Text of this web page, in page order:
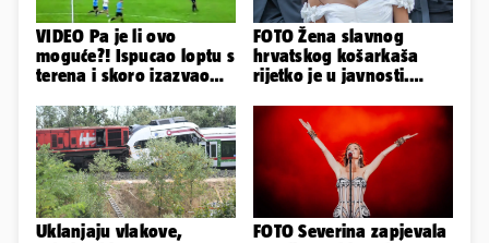
VIDEO Pa je li ovo
moguće?! Ispucao loptu s
terena i skoro izazvao
FOTO Žena slavnog
hrvatskog košarkaša
rijetko je u javnosti.
vjenčanje
Uklanjaju vlakove,
FOTO Severina zapjevala